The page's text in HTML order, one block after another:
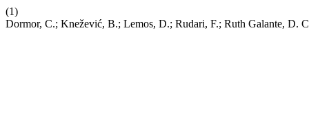
(1)
Dormor, C.; Knežević, B.; Lemos, D.; Rudari, F.; Ruth Galante, D.